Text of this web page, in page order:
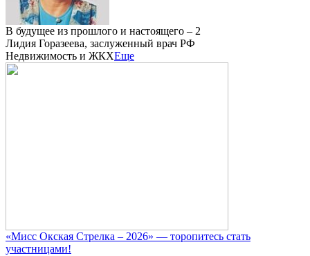
В будущее из прошлого и настоящего – 2
Лидия Горазеева, заслуженный врач РФ
Недвижимость и ЖКХЕще
«Мисс Окская Стрелка – 2026» — торопитесь стать
участницами!